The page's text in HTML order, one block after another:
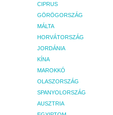
CIPRUS
GÖRÖGORSZÁG
MÁLTA
HORVÁTORSZÁG
JORDÁNIA
KÍNA
MAROKKÓ
OLASZORSZÁG
SPANYOLORSZÁG
AUSZTRIA